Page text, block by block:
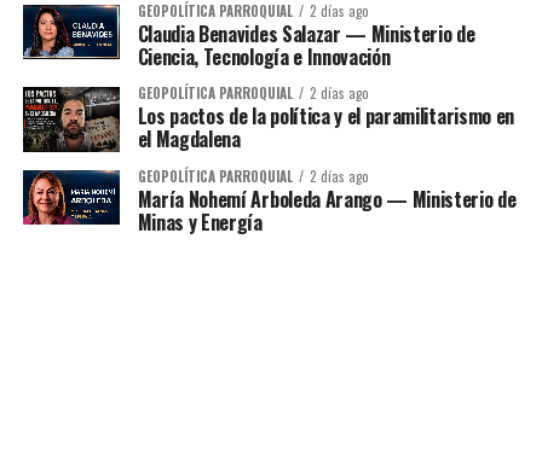
GEOPOLÍTICA PARROQUIAL 2 días ago
Claudia Benavides Salazar — Ministerio de
Ciencia, Tecnología e Innovación
GEOPOLÍTICA PARROQUIAL 2 días ago
Los pactos de la política y el paramilitarismo en
el Magdalena
GEOPOLÍTICA PARROQUIAL 2 días ago
María Nohemí Arboleda Arango — Ministerio de
Minas y Energía